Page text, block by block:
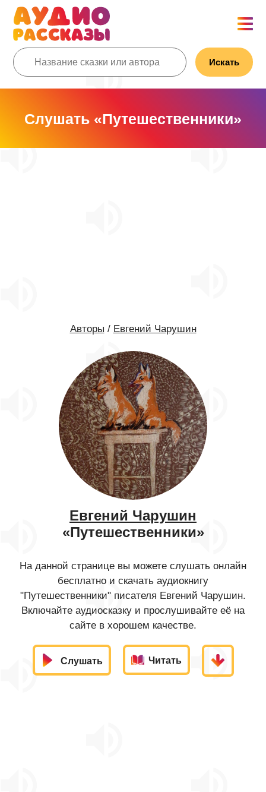
Искать
Слушать «Путешественники»
Авторы / Евгений Чарушин
Евгений Чарушин
«Путешественники»
На данной странице вы можете слушать онлайн
бесплатно и скачать аудиокнигу
"Путешественники" писателя Евгений Чарушин.
Включайте аудиосказку и прослушивайте её на
сайте в хорошем качестве.
Слушать Читать